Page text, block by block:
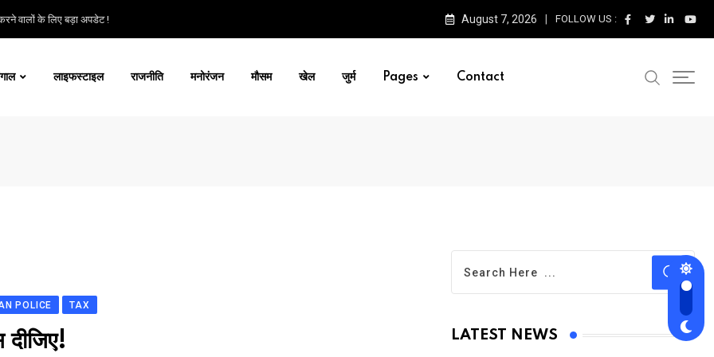
वालों के लिए बड़ा अपडेट ! August 7, 2026 FOLLOW US :
लाइफस्टाइल राजनीति मनोरंजन मौसम खेल जुर्म Pages Contact
POLICE TAX
दीजिए! LATEST NEWS